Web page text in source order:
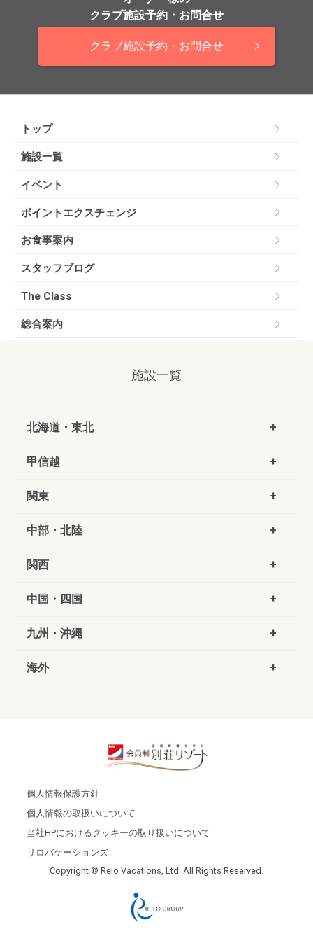
クラブ施設予約・お問合せ
クラブ施設予約・お問合せ
トップ
施設一覧
イベント
ポイントエクスチェンジ
お食事案内
スタッフブログ
The Class
総合案内
施設一覧
北海道・東北
甲信越
関東
中部・北陸
関西
中国・四国
九州・沖縄
海外
個人情報保護方針
個人情報の取扱いについて
当社HPにおけるクッキーの取り扱いについて
リロバケーションズ
Copyright © Relo Vacations, Ltd. All Rights Reserved.